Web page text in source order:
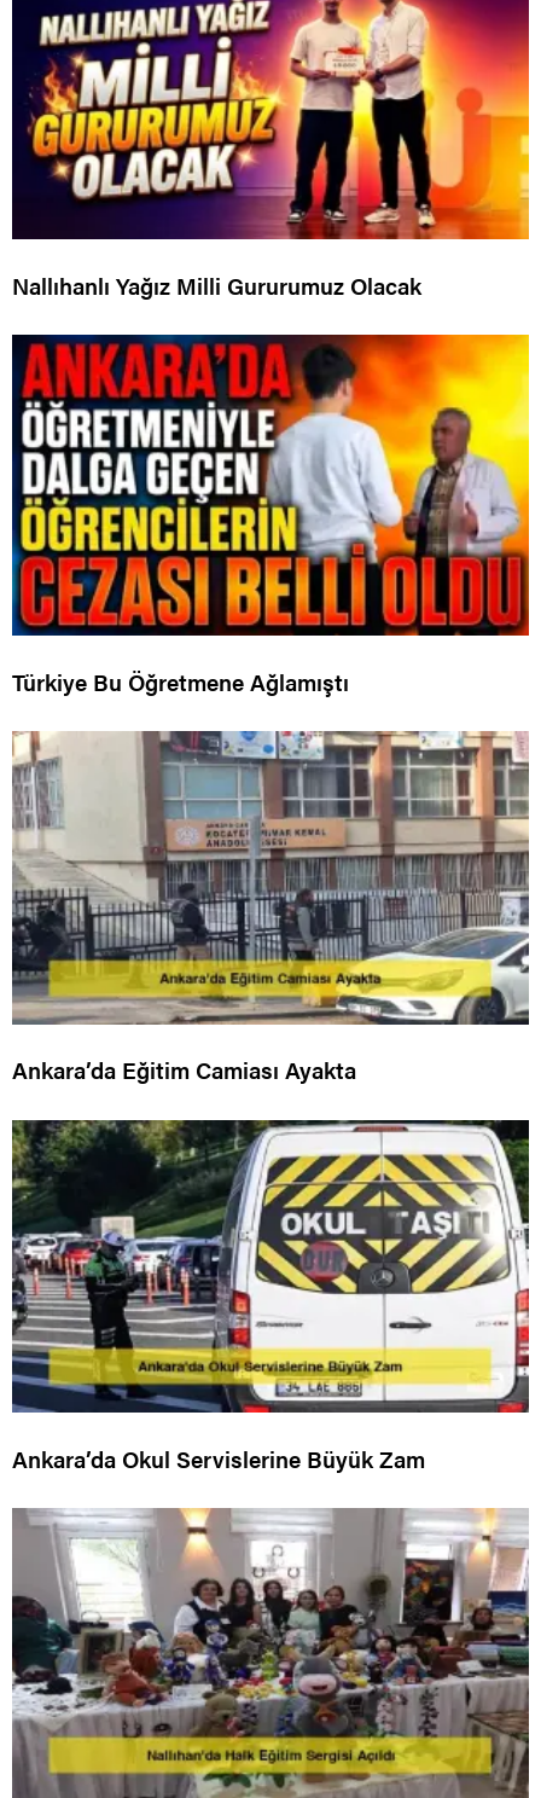
Nallıhanlı Yağız Milli Gururumuz Olacak
Türkiye Bu Öğretmene Ağlamıştı
Ankara’da Eğitim Camiası Ayakta
Ankara’da Okul Servislerine Büyük Zam